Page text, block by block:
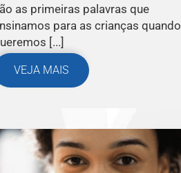
as primeiras palavras que
para as crianças quando
[...]
VEJA MAIS